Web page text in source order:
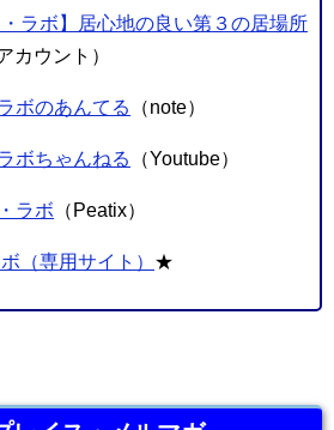
・ラボ】居心地の良い第３の居場所
カウント）
ボのあんてる （note）
ボちゃんねる （Youtube）
ラボ （Peatix）
（専用サイト） ★